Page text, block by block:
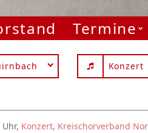
Termine
Konzert
Konzert, Kreischorverband